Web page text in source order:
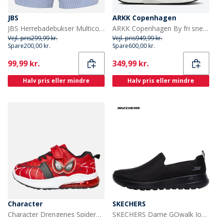
JBS
JBS Herrebadebukser Multicolour
Vejl. pris299,99 kr.
Spare200,00 kr.
Current
99,99 kr.
Halv pris eller mindre
ARKK Copenhagen
ARKK Copenhagen By fri sneakers Brown Tofu
Vejl. pris949,99 kr.
Spare600,00 kr.
Current
349,99 kr.
Halv pris eller mindre
Character
Character Drengenes Spiderman Øjne Lys Op Træningssko Røde
SKECHERS
SKECHERS Dame GOwalk Joy Træningssko Sort/Sort